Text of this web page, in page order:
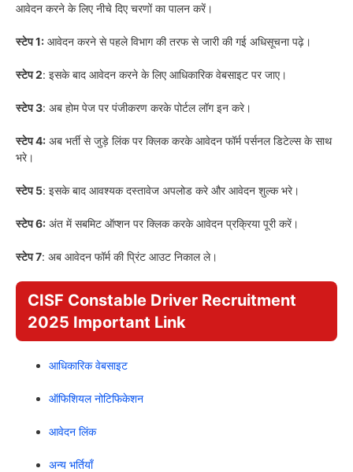
आवेदन करने के लिए नीचे दिए चरणों का पालन करें।
स्टेप 1: आवेदन करने से पहले विभाग की तरफ से जारी की गई अधिसूचना पढ़े।
स्टेप 2: इसके बाद आवेदन करने के लिए आधिकारिक वेबसाइट पर जाए।
स्टेप 3: अब होम पेज पर पंजीकरण करके पोर्टल लॉग इन करे।
स्टेप 4: अब भर्ती से जुड़े लिंक पर क्लिक करके आवेदन फॉर्म पर्सनल डिटेल्स के साथ
भरे।
स्टेप 5: इसके बाद आवश्यक दस्तावेज अपलोड करे और आवेदन शुल्क भरे।
स्टेप 6: अंत में सबमिट ऑप्शन पर क्लिक करके आवेदन प्रक्रिया पूरी करें।
स्टेप 7: अब आवेदन फॉर्म की प्रिंट आउट निकाल ले।
CISF Constable Driver Recruitment
2025 Important Link
आधिकारिक वेबसाइट
ऑफिशियल नोटिफिकेशन
आवेदन लिंक
अन्य भर्तियाँ